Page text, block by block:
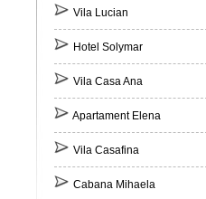
Vila Lucian
Hotel Solymar
Vila Casa Ana
Apartament Elena
Vila Casafina
Cabana Mihaela